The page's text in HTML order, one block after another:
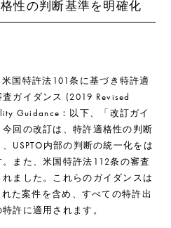
性の判断基準を明確化
国特許法101条に基づき特許適
ガイダンス (2019 Revised
Guidance：以下、「改訂ガイ
回の改訂は、特許適格性の判断
USPTO内部の判断の統一化をは
また、米国特許法112条の審査
ました。これらのガイダンスは
た案件を含め、すべての特許出
許に適用されます。